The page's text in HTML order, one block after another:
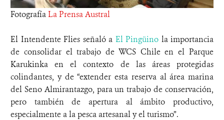
FotografíaLa Prensa Austral
El Intendente Flies señaló a El Pingüino la importancia
de consolidar el trabajo de WCS Chile en el Parque
Karukinka en el contexto de las áreas protegidas
colindantes, y de “extender esta reserva al área marina
del Seno Almirantazgo, para un trabajo de conservación,
pero también de apertura al ámbito productivo,
especialmente a la pesca artesanal y el turismo”.